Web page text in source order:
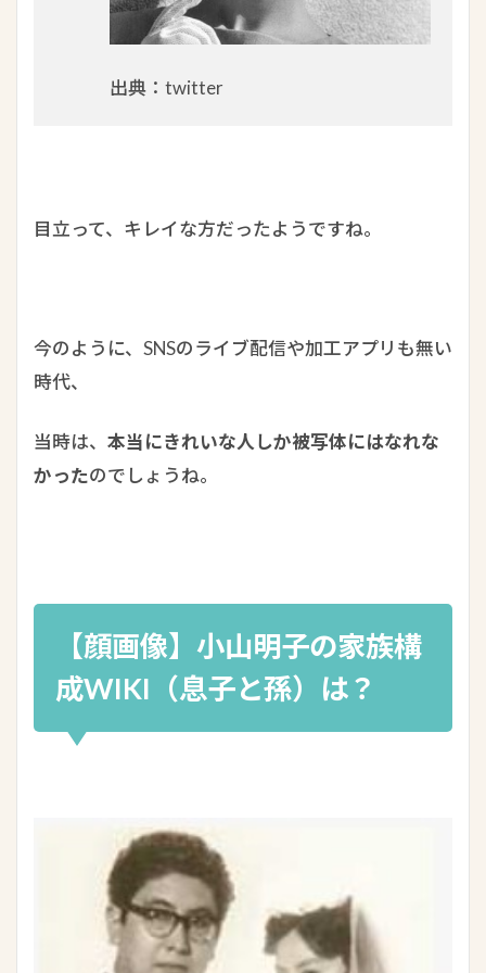
出典：twitter
目立って、キレイな方だったようですね。
今のように、SNSのライブ配信や加工アプリも無い
時代、
当時は、 本当にきれいな人しか被写体にはなれな
かったのでしょうね。
【顔画像】小山明子の家族構
成WIKI（息子と孫）は？